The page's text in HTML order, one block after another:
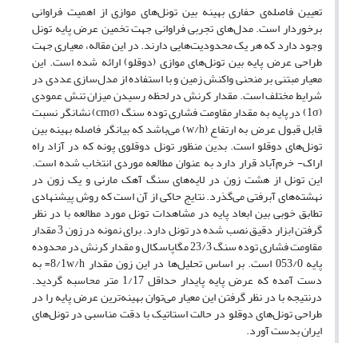
تعیین فاصله‌ی حفاری بهینه بین تونل‌های موازی از اهمیت فراوانی
برخوردار است. مدل‌های تجربی فراوانی جهت تخمین عرض پایه تونل
وجود دارد که هر یک محدودیت‌هایی دارند. در این مقاله، معیاری جهت
طراحی عرض پایه بین تونل‌های موازی (دوقلو) ارائه شده است. این
معیار مبتنی بر منحنی واکنش زمین و با استفاده از مدل‌سازی عددی در
شرایط مختلف است. مقدار کرنش در لحظه رسیدن میزان تنش عمودی
(1σ) در پایه به مقدار مقاومت فشاری توده سنگ (cmσ) نشانگر نسبت
قابل قبول عرض به ارتفاع (w/h) می‌باشد که بیانگر فاصله بهینه بین
تونل‌های دوقلو است. بدین منظور تونل دوقلوی پونه که در آزاد راه
اراک- خرم‌آباد قرار دارد به عنوان مطالعه موردی انتخاب شده است.
این تونل از هشت زون در لایه‌های سنگ آهک مارنی و یک زون در
نهشته‌های آبرفتی می‌گذرد. نتایج حاکی از آن است که روش پیشنهادی
تطابق خوبی بین ابعاد پایه در مشاهدات تونل مورد مطالعه با در نظر
گرفتن ابزار دقیق نصب شده در تونل دارد. برای نمونه در زون 3 مقدار
مقاومت فشاری توده سنگ 23/3 مگاپاسکال و مقدار کرنش در محدوده
پایه 053/0 است. بر اساس تحلیل‌ها در این زون مقدار 8/1w/h= به
دست آمده که عرض پایه پایدار حداقل 1/17 متر محاسبه گردید.
درنتیجه با در نظر گرفتن این معیار می‌توان بهینه‌ترین عرض پایه را در
طراحی تونل‌های دوقلو در حالت استاتیک با دقت مناسبی در تونل‌های
ایران بدست آورد.